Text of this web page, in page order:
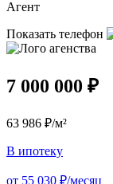
Агент
Показать телефон
7 000 000 ₽
63 986 ₽/м²
В ипотеку
от 55 030 ₽/месяц